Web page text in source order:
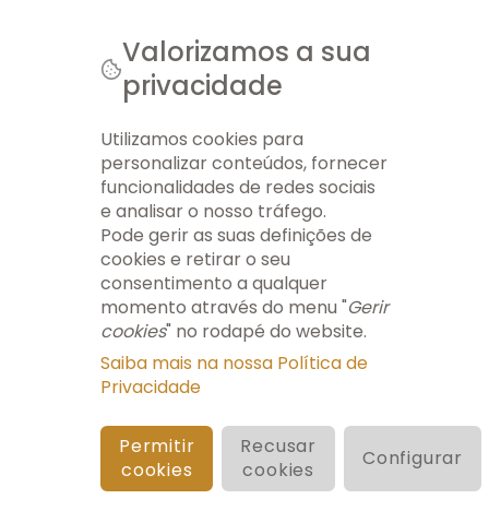
Notícias
Está a
acontecer...
Arquivo
Newsletters
Formação
eContent
© 2026 AEMT. TODOS OS DIREITOS RESERVADOS.
FICHA TÉCNICA
Valorizamos a sua
privacidade
Utilizamos cookies para
personalizar conteúdos, fornecer
funcionalidades de redes sociais
e analisar o nosso tráfego.
Pode gerir as suas definições de
cookies e retirar o seu
consentimento a qualquer
momento através do menu "Gerir
cookies" no rodapé do website.
Saiba mais na nossa Política de
Privacidade
Permitir
cookies
Recusar
cookies
Configurar